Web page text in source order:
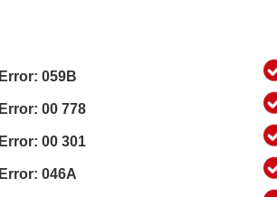
Error: 059B
Error: 00 778
Error: 00 301
Error: 046A